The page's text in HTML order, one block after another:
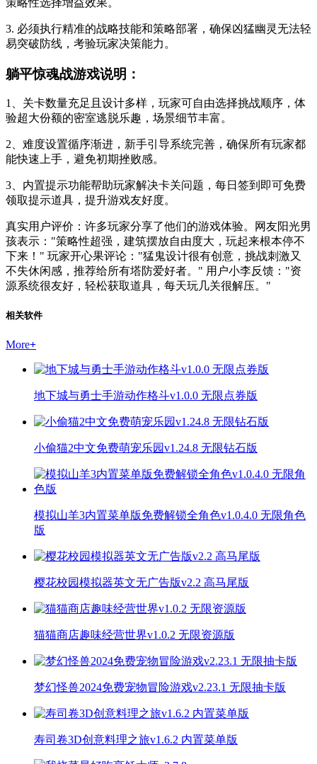
3. 必须执行精准的战略技能和策略部署，确保凶猛幽灵无法轻
易突破防线，考验玩家决策能力。
躺平惊魂战游戏说明：
1、关卡数量充足且设计多样，玩家可自由选择挑战顺序，体
验超大份额的密室逃脱乐趣，场景细节丰富。
2、难度设置循序渐进，新手引导系统完善，确保所有玩家都
能快速上手，避免初期挫败感。
3、内置提示功能帮助玩家解决卡关问题，每日签到即可免费
领取提示道具，提升游戏友好度。
真实用户评价：许多玩家分享了他们的游戏体验。网友阳光男
孩表示："策略性超强，建筑摆放自由度大，玩起来根本停不
下来！" 玩家开心果评论："猛鬼设计很有创意，挑战刺激又
不失休闲感，推荐给所有塔防爱好者。" 用户小李反馈："资
源系统很友好，轻松获取道具，每天玩几关很解压。"
相关软件
More+
地下城与勇士手游动作格斗v1.0.0 无限点券版
小偷猫2中文免费萌宠乐园v1.24.8 无限钻石版
模拟山羊3内置菜单版免费解锁全角色v1.0.4.0 无限角色
版
樱花校园模拟器英文无广告版v2.2 高马尾版
猫猫商店趣味经营世界v1.0.2 无限资源版
梦幻怪兽2024免费宠物冒险游戏v2.23.1 无限抽卡版
寿司卷3D创意料理之旅v1.6.2 内置菜单版